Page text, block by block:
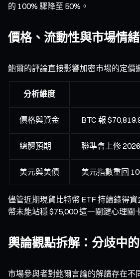
的 100% 驟降至 50%。
價格、流動性與市場情緒
鮑爾的評論直接影響加密市場的定價
分析維度
價格與資金 BTC 報
總體預期 聯準會上修
美元與美債 美元指數重回
儘管近期現貨比特幣 ETF 持續錄得
幣未能站穩 $75,000 這一關鍵心理關
輿論觀點拆解：分歧中
市場參與者對鮑爾言論的解讀存在不